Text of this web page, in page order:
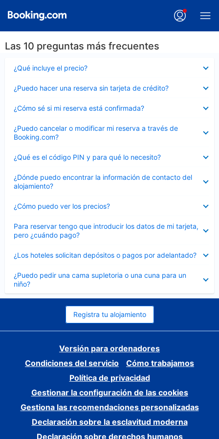
Las 10 preguntas más frecuentes
¿Qué incluye el precio?
cerrado
¿Puedo hacer una reserva sin tarjeta de crédito?
cerrado
¿Cómo sé si mi reserva está confirmada?
cerrado
¿Puedo cancelar o modificar mi reserva a través de
Booking.com?
cerrado
¿Qué es el código PIN y para qué lo necesito?
cerrado
¿Dónde puedo encontrar la información de contacto del
alojamiento?
cerrado
¿Cómo puedo ver los precios?
cerrado
Para reservar tengo que introducir los datos de mi tarjeta,
pero ¿cuándo pago?
cerrado
¿Los hoteles solicitan depósitos o pagos por adelantado?
cerrado
¿Puedo pedir una cama supletoria o una cuna para un
niño?
cerrado
Registra tu alojamiento
Versión para ordenadores
Condiciones del servicio
Cómo trabajamos
Política de privacidad
Gestionar la configuración de las cookies
Gestiona las recomendaciones personalizadas
Declaración sobre la esclavitud moderna
Declaración sobre derechos humanos